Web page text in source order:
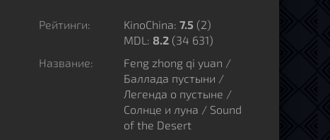
Рейтинги: KinoChina: 7.5 (2)
MDL: 8.2 (34 631)
Название:
Feng zhong qi yuan /
Баллада пустыни /
Легенда о пустыне /
Солнце и луна / Sound
of the Desert